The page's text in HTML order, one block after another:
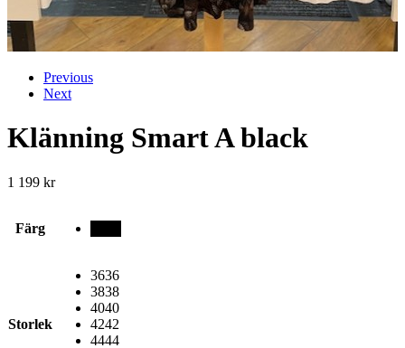
Previous
Next
Klänning Smart A black
1 199 kr
Färg
Storlek
3636
3838
4040
4242
4444